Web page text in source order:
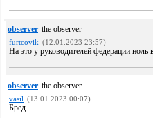
observer the observer
furtcovik (12.01.2023 23:57)
На это у руководителей федерации ноль
observer the observer
vasil (13.01.2023 00:07)
Бред.